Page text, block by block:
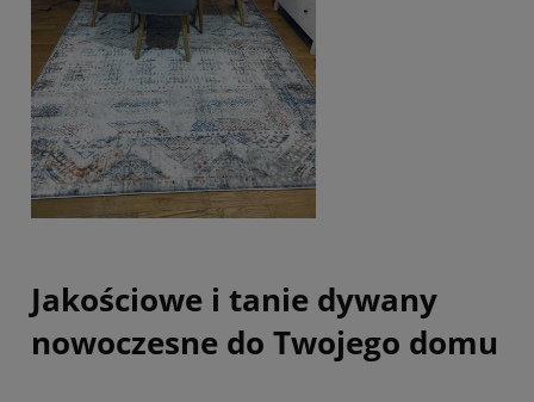
Jakościowe i tanie dywany
nowoczesne do Twojego domu